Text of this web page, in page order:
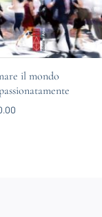
il mondo